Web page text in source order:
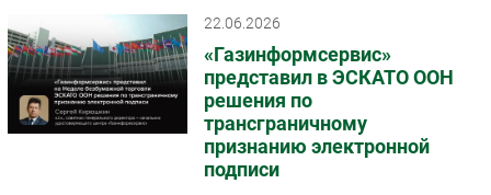
22.06.2026
«Газинформсервис»
представил в ЭСКАТО ООН
решения по
трансграничному
признанию электронной
подписи